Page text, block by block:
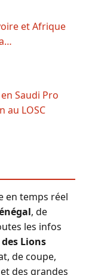
et Afrique
Saudi Pro
au LOSC
en temps réel
, de
les infos
Lions
de coupe,
des grandes